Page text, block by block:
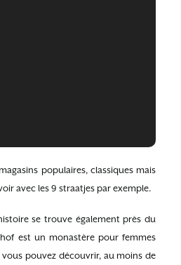
populaires, classiques mais
avec les 9 straatjes par exemple.
se trouve également près du
est un monastère pour femmes
pouvez découvrir, au moins de